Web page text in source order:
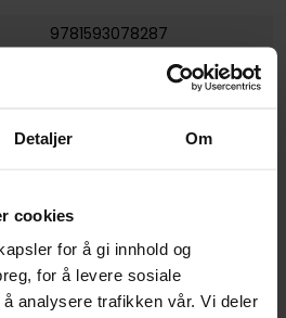
Detaljer Om
cookies
for å gi innhold og
for å levere sosiale
analysere trafikken vår. Vi deler
9781593078287
Paperback
Dark Horse
Horror og Grøssog
Science-Fiction